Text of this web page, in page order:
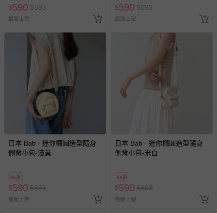
商品實際的配達日期，可於訂單個人資料內的查詢訂單內，
如您收到商品，請依正常流程檢查是否完好，若商品遇瑕疵
情形，您可申請更換新品或退貨，請見：
退貨的辦理流程
若您對於會員帳號、商品訂購與資訊、購物流程、付款方
式、折價券與購物金的使用、退貨及商品運送方式等有疑
問，你可詳見：媽咪愛客服中心
。
預購商品：預購為海外同步代購，遇缺貨即會通知媽咪並協
助取消退款事宜。
商品如因「價格、組合」等錯誤原因，導致無法安排出貨，
會主動以簡訊及mail通知訂單取消事宜，並將提供適當補
償。
$590 $893
最新上架
$590 $893
最新上架
日本 Bab - 迷你橢圓造型隨身
側背小包-淺黃
66折
$590 $893
最新上架
日本 Bab - 迷你橢圓造型隨身
側背小包-米白
66折
$590 $893
最新上架